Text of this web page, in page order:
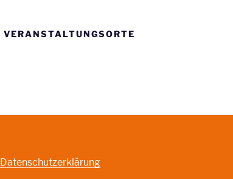
VERANSTALTUNGSORTE
Datenschutzerklärung